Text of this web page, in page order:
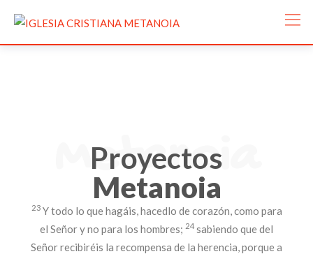
Proyectos
Metanoia
Metanoia
23 Y todo lo que hagáis, hacedlo de corazón, como para
el Señor y no para los hombres; 24 sabiendo que del
Señor recibiréis la recompensa de la herencia, porque a